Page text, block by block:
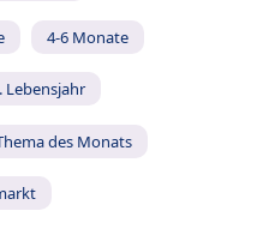
4-6 Monate
Lebensjahr
des Monats